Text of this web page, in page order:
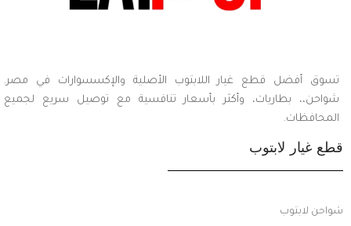
تسوق أفضل قطع غيار اللابتوب الأصلية والإكسسوارات في مصر.
شواحن،، بطاريات، وأكثر بأسعار تنافسية مع توصيل سريع لجميع
المحافظات.
قطع غيار لابتوب
شواحن لابتوب